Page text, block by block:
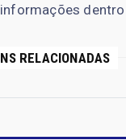
RELACIONADAS